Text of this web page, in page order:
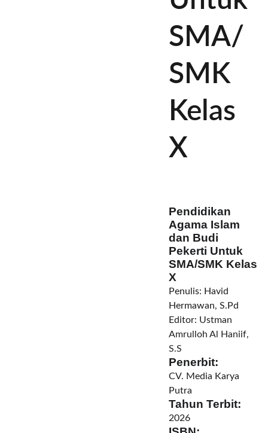
SMA/
SMK
Kelas
X
Pendidikan
Agama Islam
dan Budi
Pekerti Untuk
SMA/SMK Kelas
X
Penulis: Havid
Hermawan, S.Pd
Editor: Ustman
Amrulloh Al Haniif,
S.S
Penerbit:
CV. Media Karya
Putra
Tahun Terbit:
2026